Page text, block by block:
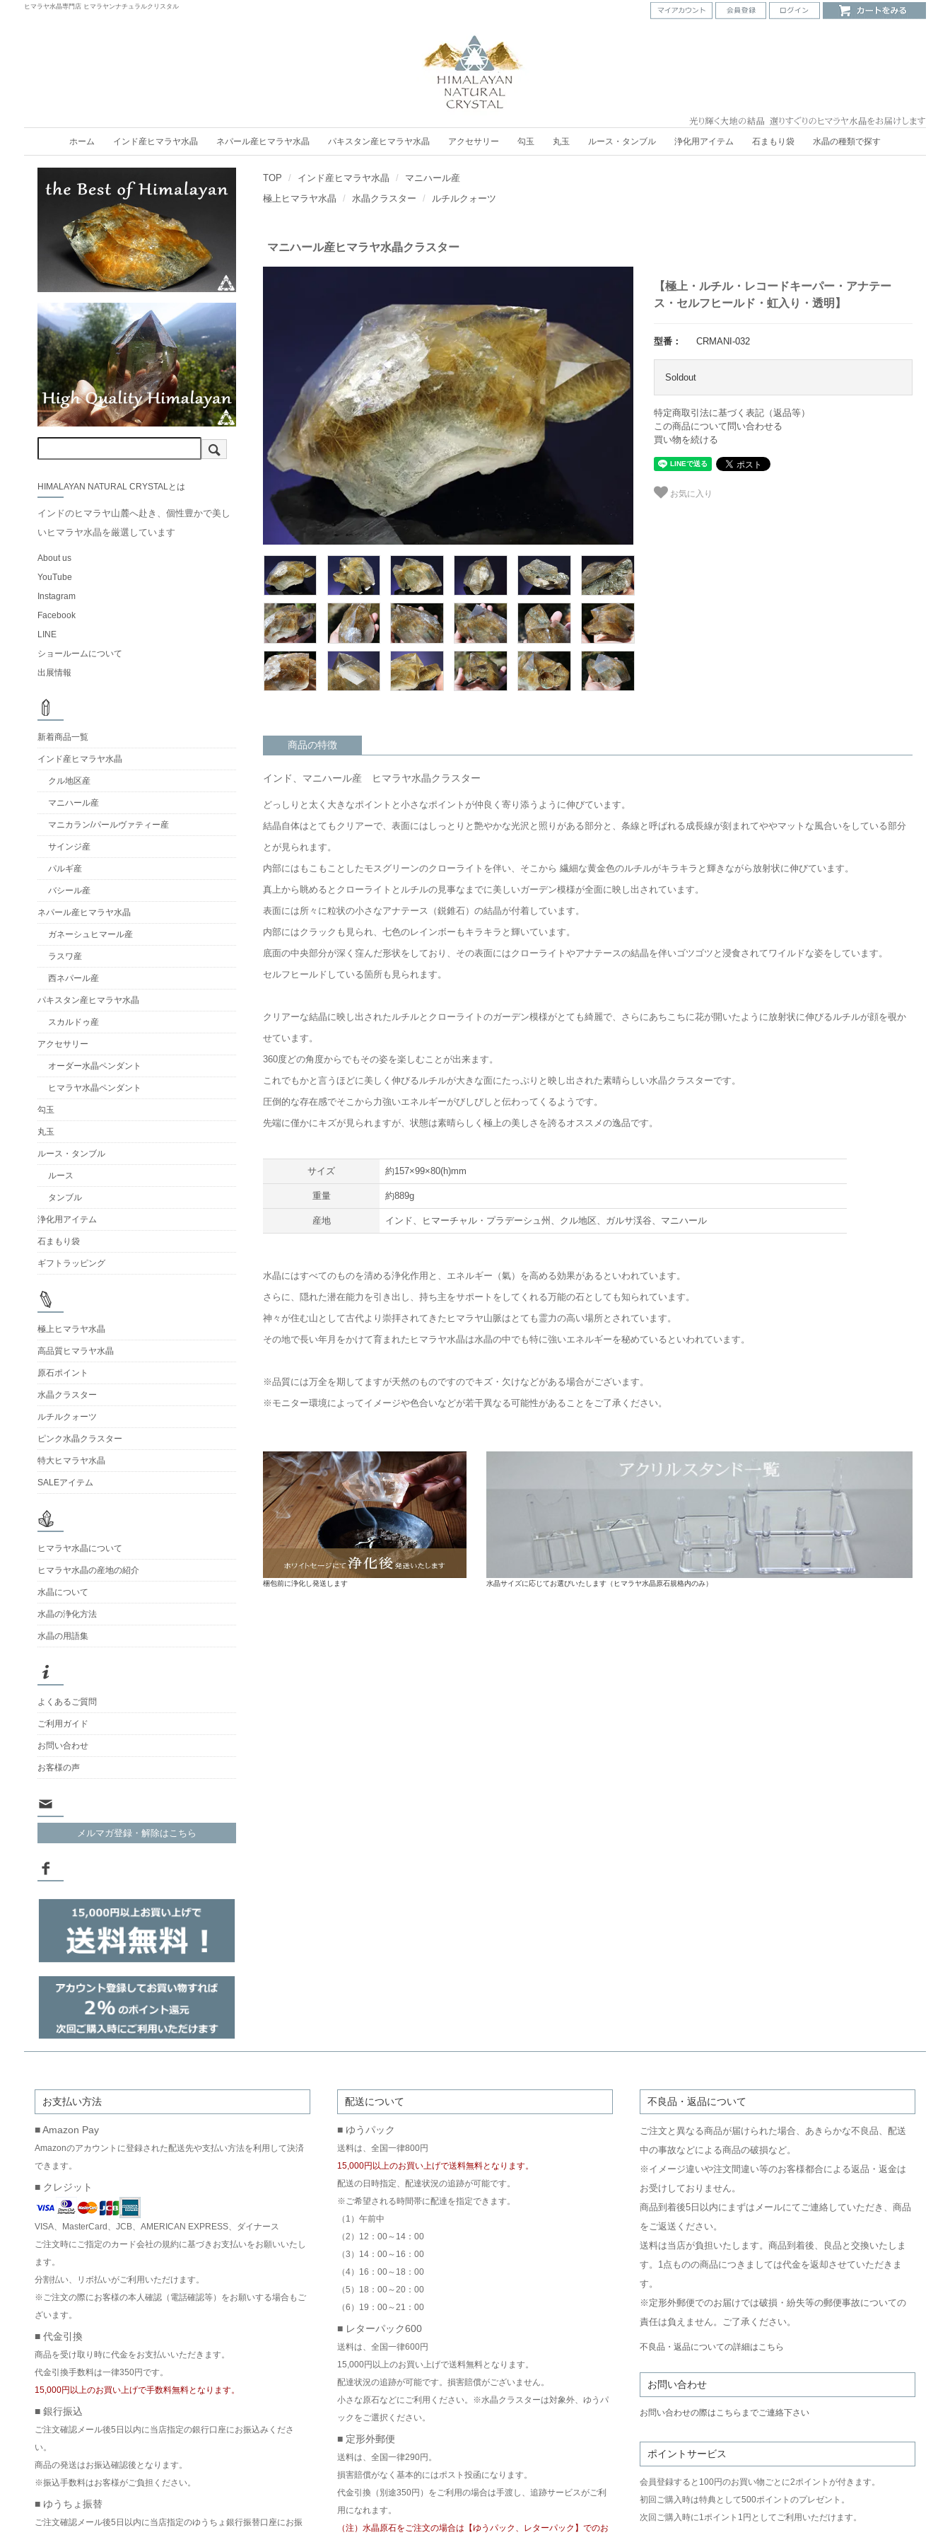
ヒマラヤ水晶専門店 ヒマラヤンナチュラルクリスタル
ホーム インド産ヒマラヤ水晶 ネパール産ヒマラヤ水晶 パキスタン産ヒマラヤ水晶 アクセサリー 勾玉 丸玉 ルース・タンブル 浄化用アイテム 石まもり袋 水晶の種類で探す
TOP インド産ヒマラヤ水晶
マニハール産
極上ヒマラヤ水晶
水晶クラスター ルチルクォーツ
マニハール産ヒマラヤ水晶クラスター
【極上・ルチル・レコードキーパー・アナテー
ス・セルフヒールド・虹入り・透明】
型番： CRMANI-032
Soldout
特定商取引法に基づく表記（返品等）
この商品について問い合わせる
買い物を続ける
お気に入り
商品の特徴
インド、マニハール産 ヒマラヤ水晶クラスター
どっしりと太く大きなポイントと小さなポイントが仲良く寄り添うように伸びています。
結晶自体はとてもクリアーで、表面にはしっとりと艶やかな光沢と照りがある部分と、条線と呼ばれる成長線が刻まれてややマットな風合いをしている部分
とが見られます。
内部にはもこもことしたモスグリーンのクローライトを伴い、そこから 繊細な黄金色のルチルがキラキラと輝きながら放射状に伸びています。
真上から眺めるとクローライトとルチルの見事なまでに美しいガーデン模様が全面に映し出されています。
表面には所々に粒状の小さなアナテース（鋭錐石）の結晶が付着しています。
内部にはクラックも見られ、七色のレインボーもキラキラと輝いています。
底面の中央部分が深く窪んだ形状をしており、その表面にはクローライトやアナテースの結晶を伴いゴツゴツと浸食されてワイルドな姿をしています。
セルフヒールドしている箇所も見られます。
クリアーな結晶に映し出されたルチルとクローライトのガーデン模様がとても綺麗で、さらにあちこちに花が開いたように放射状に伸びるルチルが顔を覗か
せています。
360度どの角度からでもその姿を楽しむことが出来ます。
これでもかと言うほどに美しく伸びるルチルが大きな面にたっぷりと映し出された素晴らしい水晶クラスターです。
圧倒的な存在感でそこから力強いエネルギーがびしびしと伝わってくるようです。
先端に僅かにキズが見られますが、状態は素晴らしく極上の美しさを誇るオススメの逸品です。
サイズ 約157×99×80(h)mm
重量 約889g
産地 インド、ヒマーチャル・プラデーシュ州、クル地区、ガルサ渓谷、マニハール
水晶にはすべてのものを清める浄化作用と、エネルギー（氣）を高める効果があるといわれています。
さらに、隠れた潜在能力を引き出し、持ち主をサポートをしてくれる万能の石としても知られています。
神々が住む山として古代より崇拝されてきたヒマラヤ山脈はとても霊力の高い場所とされています。
その地で長い年月をかけて育まれたヒマラヤ水晶は水晶の中でも特に強いエネルギーを秘めているといわれています。
※品質には万全を期してますが天然のものですのでキズ・欠けなどがある場合がございます。
※モニター環境によってイメージや色合いなどが若干異なる可能性があることをご了承ください。
梱包前に浄化し発送します 水晶サイズに応じてお選びいたします（ヒマラヤ水晶原石規格内のみ）
HIMALAYAN NATURAL CRYSTALとは
インドのヒマラヤ山麓へ赴き、個性豊かで美し
いヒマラヤ水晶を厳選しています
About us
YouTube
Instagram
Facebook
LINE
ショールームについて
出展情報
新着商品一覧
インド産ヒマラヤ水晶
クル地区産
マニハール産
マニカラン/パールヴァティー産
サインジ産
パルギ産
バシール産
ネパール産ヒマラヤ水晶
ガネーシュヒマール産
ラスワ産
西ネパール産
パキスタン産ヒマラヤ水晶
スカルドゥ産
アクセサリー
オーダー水晶ペンダント
ヒマラヤ水晶ペンダント
勾玉
丸玉
ルース・タンブル
ルース
タンブル
浄化用アイテム
石まもり袋
ギフトラッピング
極上ヒマラヤ水晶
高品質ヒマラヤ水晶
原石ポイント
水晶クラスター
ルチルクォーツ
ピンク水晶クラスター
特大ヒマラヤ水晶
SALEアイテム
ヒマラヤ水晶について
ヒマラヤ水晶の産地の紹介
水晶について
水晶の浄化方法
水晶の用語集
よくあるご質問
ご利用ガイド
お問い合わせ
お客様の声
メルマガ登録・解除はこちら
お支払い方法
■ Amazon Pay
Amazonのアカウントに登録された配送先や支払い方法を利用して決済
できます。
■ クレジット
VISA、MasterCard、JCB、AMERICAN EXPRESS、ダイナース
ご注文時にご指定のカード会社の規約に基づきお支払いをお願いいたし
ます。
分割払い、リボ払いがご利用いただけます。
※ご注文の際にお客様の本人確認（電話確認等）をお願いする場合もご
ざいます。
■ 代金引換
商品を受け取り時に代金をお支払いいただきます。
代金引換手数料は一律350円です。
15,000円以上のお買い上げで手数料無料となります。
■ 銀行振込
ご注文確認メール後5日以内に当店指定の銀行口座にお振込みくださ
い。
商品の発送はお振込確認後となります。
※振込手数料はお客様がご負担ください。
■ ゆうちょ振替
ご注文確認メール後5日以内に当店指定のゆうちょ銀行振替口座にお振
配送について
■ ゆうパック
送料は、全国一律800円
15,000円以上のお買い上げで送料無料となります。
配送の日時指定、配達状況の追跡が可能です。
※ご希望される時間帯に配達を指定できます。
（1）午前中
（2）12：00～14：00
（3）14：00～16：00
（4）16：00～18：00
（5）18：00～20：00
（6）19：00～21：00
■ レターパック600
送料は、全国一律600円
15,000円以上のお買い上げで送料無料となります。
配達状況の追跡が可能です。損害賠償がございません。
小さな原石などにご利用ください。※水晶クラスターは対象外、ゆうパ
ックをご選択ください。
■ 定形外郵便
送料は、全国一律290円。
損害賠償がなく基本的にはポスト投函になります。
代金引換（別途350円）をご利用の場合は手渡し、追跡サービスがご利
用になれます。
（注）水晶原石をご注文の場合は【ゆうパック、レターパック】でのお
不良品・返品について
ご注文と異なる商品が届けられた場合、あきらかな不良品、配送
中の事故などによる商品の破損など。
※イメージ違いや注文間違い等のお客様都合による返品・返金は
お受けしておりません。
商品到着後5日以内にまずはメールにてご連絡していただき、商品
をご返送ください。
送料は当店が負担いたします。商品到着後、良品と交換いたしま
す。1点ものの商品につきましては代金を返却させていただきま
す。
※定形外郵便でのお届けでは破損・紛失等の郵便事故についての
責任は負えません。ご了承ください。
不良品・返品についての詳細はこちら
お問い合わせ
お問い合わせの際はこちらまでご連絡下さい
ポイントサービス
会員登録すると100円のお買い物ごとに2ポイントが付きます。
初回ご購入時は特典として500ポイントのプレゼント。
次回ご購入時に1ポイント1円としてご利用いただけます。